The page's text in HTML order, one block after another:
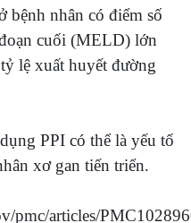
bệnh nhân có điểm số
cuối (MELD) lớn
lệ xuất huyết đường
PPI có thể là yếu tố
xơ gan tiến triển.
pmc/articles/